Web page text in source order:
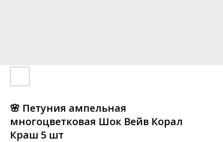
🌸 Петуния ампельная
многоцветковая Шок Вейв Корал
Краш 5 шт